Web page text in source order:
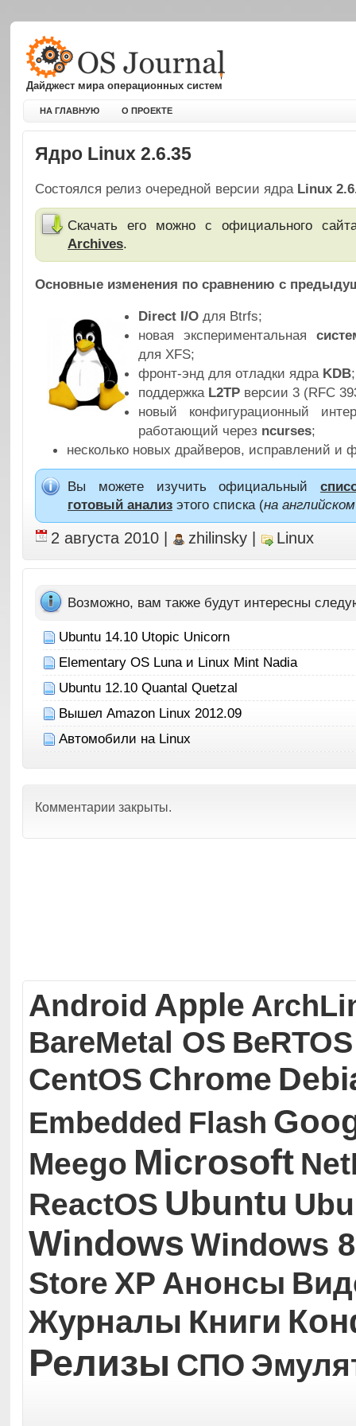
Дайджест мира операционных систем
НА ГЛАВНУЮ О ПРОЕКТЕ
Ядро Linux 2.6.35
Состоялся релиз очередной версии ядра Linux
Скачать его можно с официального
Archives.
Основные изменения по сравнению с
Direct I/O для Btrfs;
новая экспериментальная
для XFS;
фронт-энд для отладки ядра KDB;
поддержка L2TP версии 3 (RFC
новый конфигурационный
работающий через ncurses;
несколько новых драйверов, исправлений и
Вы можете изучить официальный
готовый анализ этого списка (на
2 августа 2010 zhilinsky Linux
Возможно, вам также будут интересны
Ubuntu 14.10 Utopic Unicorn
Elementary OS Luna и Linux Mint Nadia
Ubuntu 12.10 Quantal Quetzal
Вышел Amazon Linux 2012.09
Автомобили на Linux
Комментарии закрыты.
Android Apple
BareMetal OS BeRTOS
CentOS Chrome
Embedded Flash
Meego Microsoft
ReactOS Ubuntu
Windows Windows 8
Store XP Анонсы
Журналы Книги
Релизы СПО